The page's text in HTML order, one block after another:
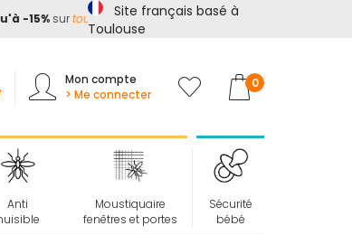
15%surtout le site*avec le codeETE15
Site français basé à
Toulouse
Mon compte
> Me connecter
Mon panier
0
Anti
Moustiquaire
fenêtres et portes
Sécurité
bébé